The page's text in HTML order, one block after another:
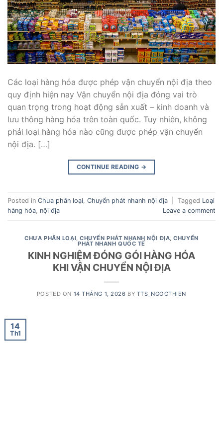
Các loại hàng hóa được phép vận chuyển nội địa theo
quy định hiện nay Vận chuyển nội địa đóng vai trò
quan trọng trong hoạt động sản xuất – kinh doanh và
lưu thông hàng hóa trên toàn quốc. Tuy nhiên, không
phải loại hàng hóa nào cũng được phép vận chuyển
nội địa. […]
CONTINUE READING →
Posted in Chưa phân loại, Chuyển phát nhanh nội địa Tagged Loại
hàng hóa, nội địa Leave a comment
CHƯA PHÂN LOẠI,CHUYỂN PHÁT NHANH NỘI ĐỊA,CHUYỂN
PHÁT NHANH QUỐC TẾ
KINH NGHIỆM ĐÓNG GÓI HÀNG HÓA
KHI VẬN CHUYỂN NỘI ĐỊA
POSTED ON 14 THÁNG 1, 2026 BY TTS_NGOCTHIEN
14
Th1